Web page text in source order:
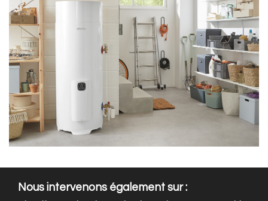
Nous intervenons également sur :